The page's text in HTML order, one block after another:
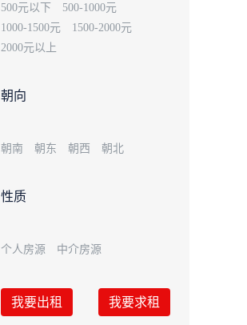
500元以下
500-1000元
1000-1500元
1500-2000元
2000元以上
朝向
朝南 朝东 朝西 朝北
性质
个人房源 中介房源
我要出租 我要求租